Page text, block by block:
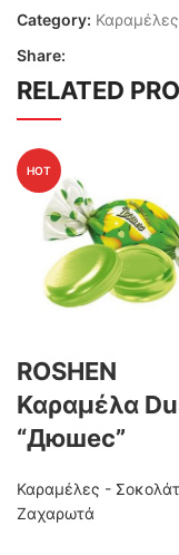
Category:
Share:
RELATED
HOT
ROSHEN
Καραμέλα
“Дюшес”
Καραμέλες -
Ζαχαρωτά